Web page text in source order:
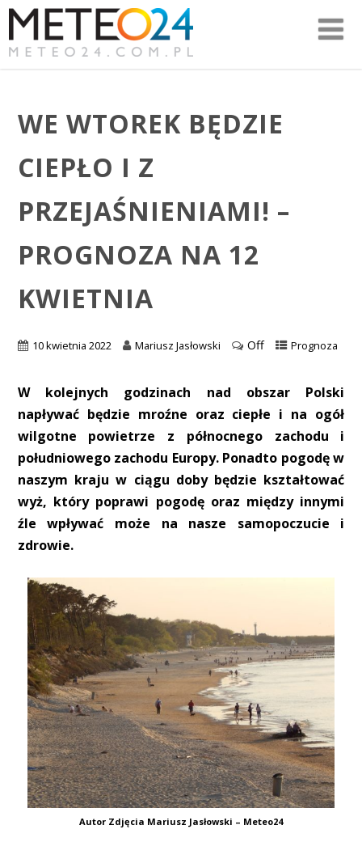
WE WTOREK BĘDZIE
CIEPŁO I Z
PRZEJAŚNIENIAMI! –
PROGNOZA NA 12
KWIETNIA
10 kwietnia 2022 Mariusz Jasłowski Off Prognoza
W kolejnych godzinach nad obszar Polski
napływać będzie mroźne oraz ciepłe i na ogół
wilgotne powietrze z północnego zachodu i
południowego zachodu Europy. Ponadto pogodę w
naszym kraju w ciągu doby będzie kształtować
wyż, który poprawi pogodę oraz między innymi
źle wpływać może na nasze samopoczucie i
zdrowie.
Autor Zdjęcia Mariusz Jasłowski – Meteo24